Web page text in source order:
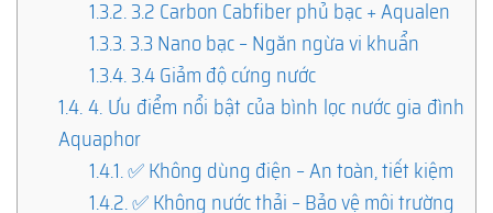
1.3.2.3.2 Carbon Cabfiber phủ bạc + Aqualen
1.3.3.3.3 Nano bạc – Ngăn ngừa vi khuẩn
1.3.4.3.4 Giảm độ cứng nước
1.4.4. Ưu điểm nổi bật của bình lọc nước gia đình
Aquaphor
1.4.1.✅ Không dùng điện – An toàn, tiết kiệm
1.4.2.✅ Không nước thải – Bảo vệ môi trường